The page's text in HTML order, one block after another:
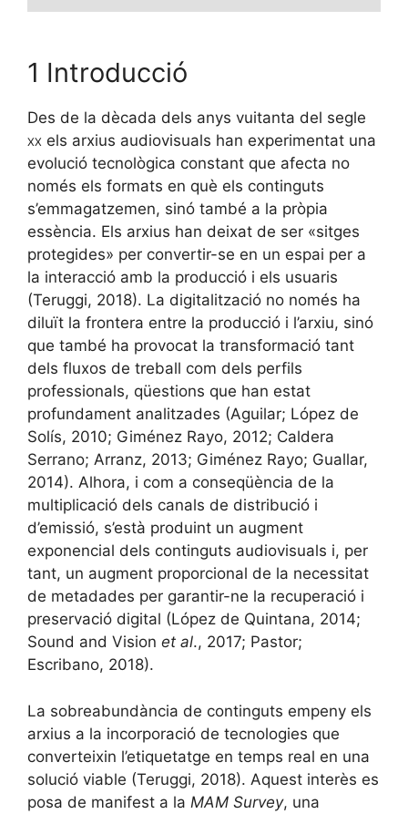
1 Introducció
Des de la dècada dels anys vuitanta del segle
xx els arxius audiovisuals han experimentat una
evolució tecnològica constant que afecta no
només els formats en què els continguts
s’emmagatzemen, sinó també a la pròpia
essència. Els arxius han deixat de ser «sitges
protegides» per convertir-se en un espai per a
la interacció amb la producció i els usuaris
(Teruggi, 2018). La digitalització no només ha
diluït la frontera entre la producció i l’arxiu, sinó
que també ha provocat la transformació tant
dels fluxos de treball com dels perfils
professionals, qüestions que han estat
profundament analitzades (Aguilar; López de
Solís, 2010; Giménez Rayo, 2012; Caldera
Serrano; Arranz, 2013; Giménez Rayo; Guallar,
2014). Alhora, i com a conseqüència de la
multiplicació dels canals de distribució i
d’emissió, s’està produint un augment
exponencial dels continguts audiovisuals i, per
tant, un augment proporcional de la necessitat
de metadades per garantir-ne la recuperació i
preservació digital (López de Quintana, 2014;
Sound and Vision et al., 2017; Pastor;
Escribano, 2018).
La sobreabundància de continguts empeny els
arxius a la incorporació de tecnologies que
converteixin l’etiquetatge en temps real en una
solució viable (Teruggi, 2018). Aquest interès es
posa de manifest a la MAM Survey, una